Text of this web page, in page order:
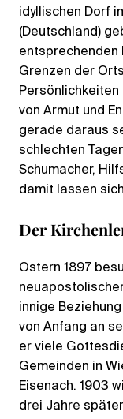
idyllischen Dorf
(Deutschland)
entsprechenden
Grenzen der
von Armut und
gerade daraus
schlechten
Schumacher,
damit lassen
Der
Ostern 1897
innige
von Anfang an
er viele
Gemeinden in
Eisenach. 1903
drei Jahre